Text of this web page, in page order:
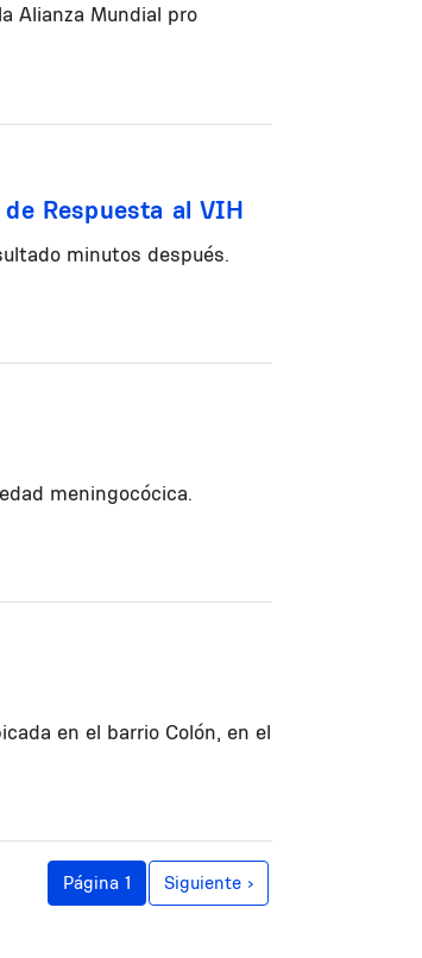
Alianza Mundial pro
Respuesta al VIH
minutos después.
meningocócica.
en el barrio Colón, en el
Página 1 Siguiente página
Siguiente ›